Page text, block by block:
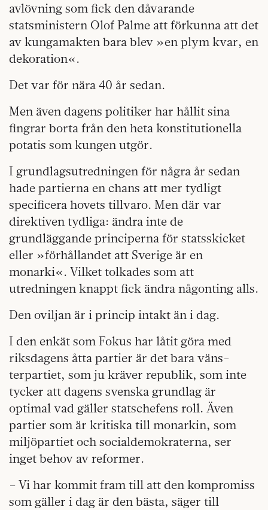
avlövning som fick den dåvarande
statsministern Olof Palme att förkunna att det
av kungamakten bara blev »en plym kvar, en
dekoration«.
Det var för nära 40 år sedan.
Men även dagens politiker har hållit sina
fingrar borta från den heta konstitutionella
potatis som kungen utgör.
I grundlagsutredningen för några år sedan
hade partierna en chans att mer tydligt
specificera hovets tillvaro. Men där var
direktiven tydliga: ändra inte de
grundläggande principerna för statsskicket
eller »förhållandet att Sverige är en
monarki«. Vilket tolkades som att
utredningen knappt fick ändra någonting alls.
Den oviljan är i princip intakt än i dag.
I den enkät som Fokus har låtit göra med
riksdagens åtta partier är det bara väns­
terpartiet, som ju kräver republik, som inte
tycker att dagens svenska grundlag är
optimal vad gäller statschefens roll. Även
partier som är kritiska till monarkin, som
miljöpartiet och socialdemokraterna, ser
inget behov av reformer.
– Vi har kommit fram till att den kompromiss
som gäller i dag är den bästa, säger till